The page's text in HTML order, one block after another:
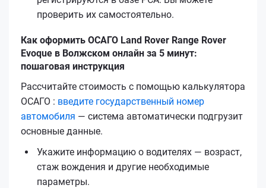
проверить их самостоятельно.
Как оформить ОСАГО Land Rover Range Rover
Evoque в Волжском онлайн за 5 минут:
пошаговая инструкция
Рассчитайте стоимость с помощью калькулятора
ОСАГО : введите государственный номер
автомобиля — система автоматически подгрузит
основные данные.
Укажите информацию о водителях — возраст,
стаж вождения и другие необходимые
параметры.